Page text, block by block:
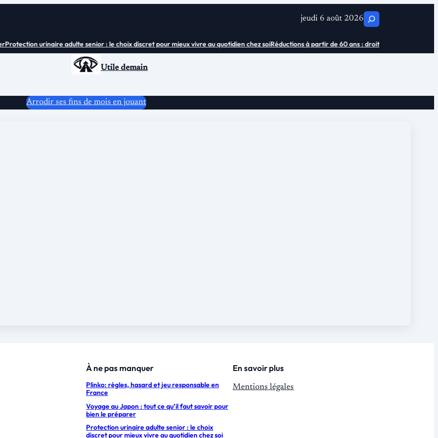
jeudi 6 août 2026C
e
urinaire adulte senior : le choix discret pour mieux vivre au quotidien chez soiRéductions à partir de 60 ans : droits et économies
Utile demain
Arrodir ses fins de mois en jouant
À ne pas manquer
Plinko: règles, hasard et jeu responsable en
France
Voyage au Japon : tout ce qu’il faut savoir pour
bien le préparer
Protection urinaire adulte senior : le choix
discret pour mieux vivre au quotidien chez soi
En savoir plus
Mentions légales